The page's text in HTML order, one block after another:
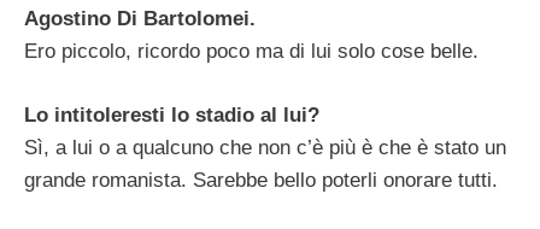
Agostino Di Bartolomei.
Ero piccolo, ricordo poco ma di lui solo cose belle.
Lo intitoleresti lo stadio al lui?
Sì, a lui o a qualcuno che non c’è più è che è stato un
grande romanista. Sarebbe bello poterli onorare tutti.